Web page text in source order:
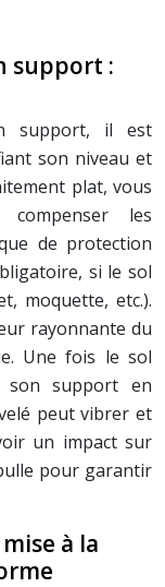
support :
support, il est
son niveau et
plat, vous
les
de protection
si le sol
moquette, etc.).
rayonnante du
Une fois le sol
son support en
peut vibrer et
un impact sur
pour garantir
à la